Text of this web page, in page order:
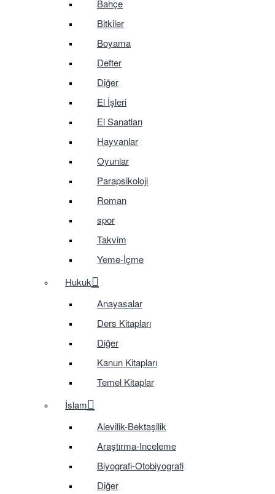
Bahçe
Bitkiler
Boyama
Defter
Diğer
El İşleri
El Sanatları
Hayvanlar
Oyunlar
Parapsikoloji
Roman
spor
Takvim
Yeme-İçme
Hukuk
Anayasalar
Ders Kitapları
Diğer
Kanun Kitapları
Temel Kitaplar
İslam
Alevilik-Bektaşilik
Araştırma-Inceleme
Biyografi-Otobiyografi
Diğer